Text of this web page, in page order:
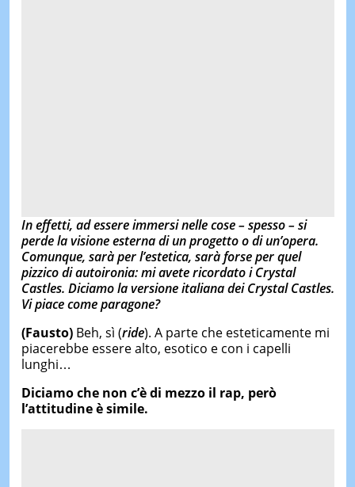
In effetti, ad essere immersi nelle cose – spesso – si
perde la visione esterna di un progetto o di un’opera.
Comunque, sarà per l’estetica, sarà forse per quel
pizzico di autoironia: mi avete ricordato i Crystal
Castles. Diciamo la versione italiana dei Crystal Castles.
Vi piace come paragone?
(Fausto)Beh, sì (ride). A parte che esteticamente mi
piacerebbe essere alto, esotico e con i capelli
lunghi…
Diciamo che non c’è di mezzo il rap, però
l’attitudine è simile.